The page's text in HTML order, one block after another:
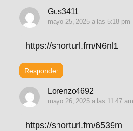
Gus3411
mayo 25, 2025 a las 5:18 pm
https://shorturl.fm/N6nl1
Responder
Lorenzo4692
mayo 26, 2025 a las 11:47 am
https://shorturl.fm/6539m